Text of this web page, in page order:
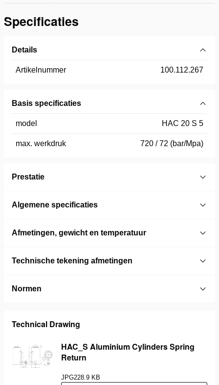
Specificaties
Details
Artikelnummer 100.112.267
Basis specificaties
model HAC 20 S 5
max. werkdruk 720 / 72 (bar/Mpa)
Prestatie
Algemene specificaties
Afmetingen, gewicht en temperatuur
Technische tekening afmetingen
Normen
Technical Drawing
HAC_S Aluminium Cylinders Spring
Return
JPG228.9 KB